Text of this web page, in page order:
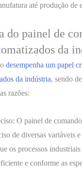
até produção de
do painel de
da
desempenha um papel
da indústria, sendo
razões:
O painel de
de diversas variáveis
os processos
e conforme as